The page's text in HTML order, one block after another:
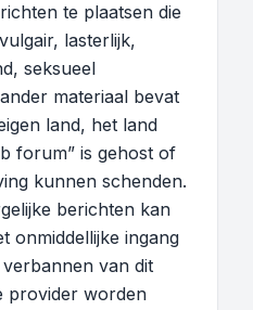
te plaatsen die
lasterlijk,
seksueel
materiaal bevat
land, het land
forum” is gehost of
kunnen schenden.
berichten kan
onmiddellijke ingang
van dit
provider worden